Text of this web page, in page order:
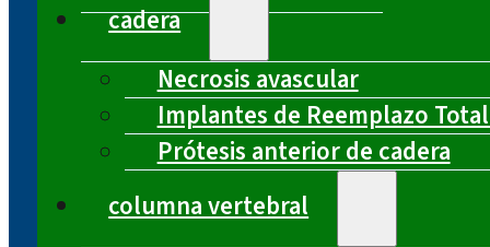
cadera
Necrosis avascular
Implantes de Reemplazo
Prótesis anterior de cadera
columna vertebral